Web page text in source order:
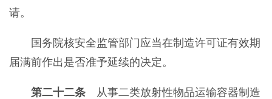
请。
国务院核安全监管部门应当在制造许可证有效期
届满前作出是否准予延续的决定。
第二十二条从事二类放射性物品运输容器制造